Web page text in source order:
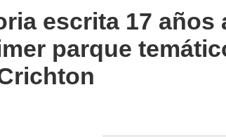
escrita 17 años
parque